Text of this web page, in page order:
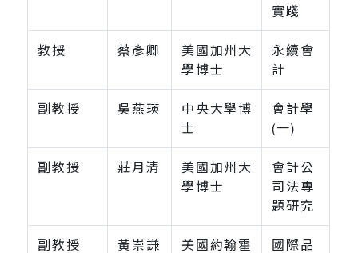
實踐
教授 蔡彥卿
美國加州大
學博士
永續會
計
副教授 吳燕瑛
中央大學博
士
會計學
(一)
副教授 莊月清
美國加州大
學博士
會計公
司法專
題研究
副教授 黃崇謙
美國約翰霍
國際品